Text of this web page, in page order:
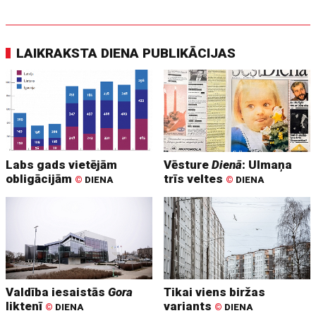
LAIKRAKSTA DIENA PUBLIKĀCIJAS
Labs gads vietējām
obligācijām © DIENA
VēstureDienā: Ulmaņa
trīs veltes © DIENA
Valdība iesaistāsGora
liktenī © DIENA
Tikai viens biržas
variants © DIENA